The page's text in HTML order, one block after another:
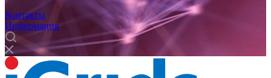
Контакты
Информация